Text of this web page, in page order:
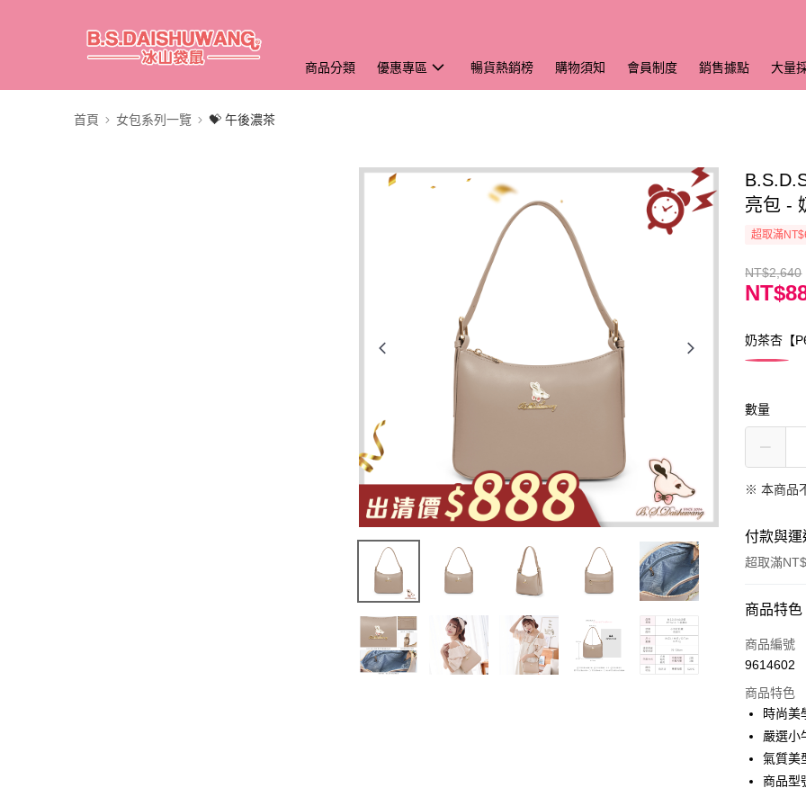
商品分類 優惠專區 暢貨熱銷榜 購物須知 會員制度 銷售據點 大量
首頁 女包系列一覽 💝 午後濃茶
亮包 -
超取滿
NT$2,640
奶茶杏【
數量
※ 本商品
付款與
超取滿
付款方式
信用卡一
LINE Pay
Apple Pay
街口支付
商品特色
商品編號
9614602
商品特色
時尚美
嚴選小
氣質美
商品型